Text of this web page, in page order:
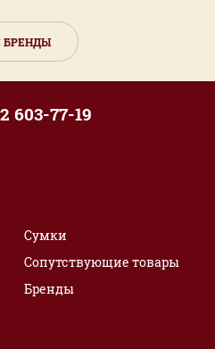
БРЕНДЫ
Сумки
Сопутствующие товары
Бренды
603-77-19